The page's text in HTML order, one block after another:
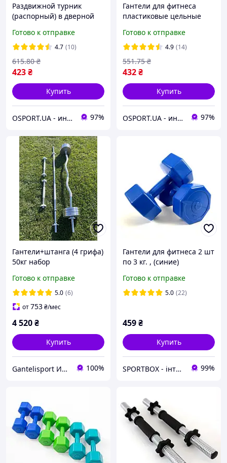
Раздвижной турник
(распорный) в дверной
квартиры 63-100см Profi
(MS 0593)
Готово к отправке
4.7 (10)
423₴
615.80 ₴
Купить
OSPORT.UA - интернет магазин спортивных товаров 97%
Гантели для фитнеса
пластиковые цельные
OSPORT Lite 2шт по 3 кг
(OF-0216)
Готово к отправке
4.9 (14)
432₴
551.75 ₴
Купить
OSPORT.UA - интернет магазин спортивных товаров 97%
Гантели+штанга (4 грифа)
50кг набор
Готово к отправке
5.0 (6)
от753₴/мес
4 520₴
Купить
Gantelisport Интернет-магазин 100%
Гантели для фитнеса 2 шт
по 3 кг. , (синие)
Готово к отправке
5.0 (22)
459₴
Купить
SPORTBOX - інтернет магазин спортивних товарів, крісел, товарів для туризму та подарункових наборів 99%